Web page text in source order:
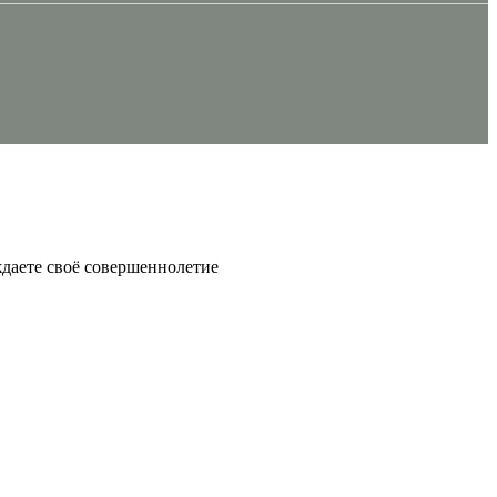
своё совершеннолетие